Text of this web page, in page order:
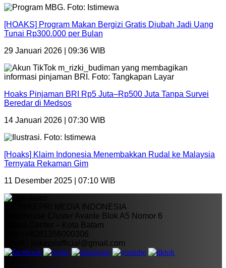
[HOAKS] Program Makan Bergizi Gratis Diubah Jadi Uang
Tunai Rp300.000 per Bulan
29 Januari 2026 | 09:36 WIB
Hoaks Pinjaman BRI Rp5 Juta–Rp500 Juta Tanpa Survei
Beredar di Medsos
14 Januari 2026 | 07:30 WIB
[Hoaks] Klaim Indonesia Menembakkan Rudal ke Malaysia
Ternyata Rekaman Gim
11 Desember 2025 | 07:10 WIB
PT. INIKEPRI MEDIA INDONESIA
Townhouse Cluster Avante Blok A5 Nomor 6
Batam Center – Kota Batam
Telp : +6281356000306
Email : inikepriofficial@gmail.com